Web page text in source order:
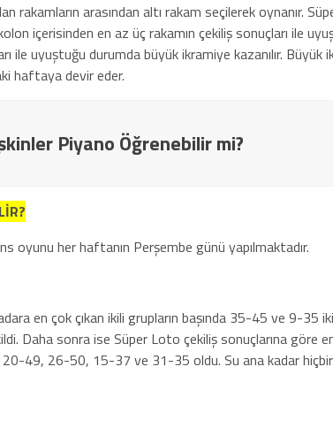
rakamların arasından altı rakam seçilerek oynanır.
içerisinden en az üç rakamın çekiliş sonuçları ile
ile uyuştuğu durumda büyük ikramiye kazanılır. Büyük
haftaya devir eder.
Piyano Öğrenebilir mi?
oyunu her haftanın Perşembe günü yapılmaktadır.
en çok çıkan ikili grupların başında 35-45 ve 9-35
Daha sonra ise Süper Loto çekiliş sonuçlarına göre
49, 26-50, 15-37 ve 31-35 oldu. Su ana kadar hiçbir